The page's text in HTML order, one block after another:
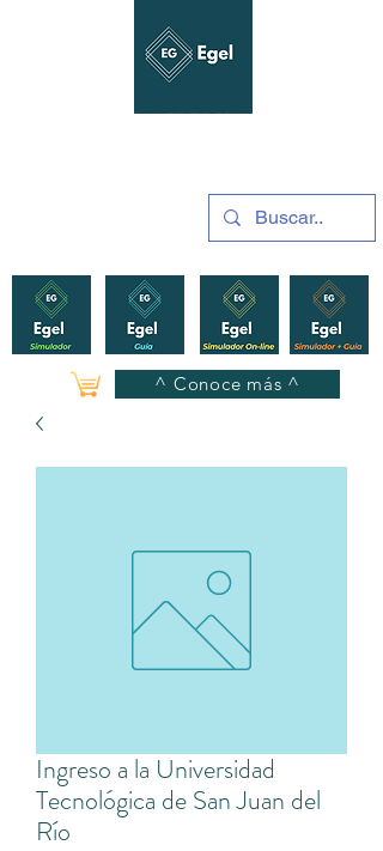
GUÍAS Y SIMULADORES
^ Conoce más ^
Ingreso a la Universidad
Tecnológica de San Juan del
Río